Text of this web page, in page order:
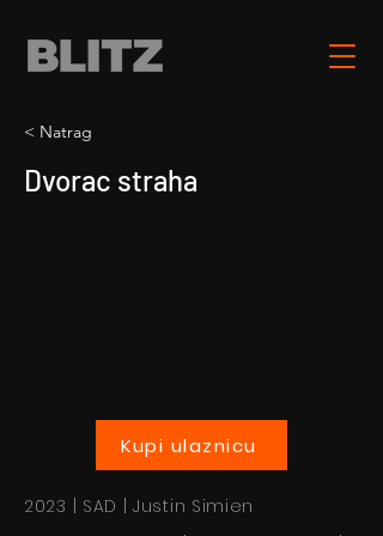
< Natrag
Dvorac straha
Kupi ulaznicu
2023 | SAD | Justin Simien